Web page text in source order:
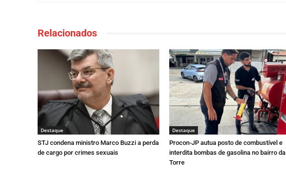
Relacionados
Destaque
STJ condena ministro Marco Buzzi a perda
de cargo por crimes sexuais
Destaque
Procon-JP autua posto de combustível e
interdita bombas de gasolina no bairro da
Torre